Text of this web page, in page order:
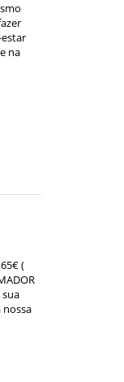
na
(
sua
nossa